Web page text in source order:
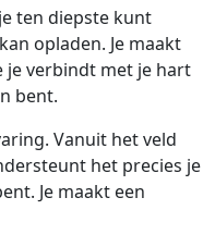
ten diepste kunt
opladen. Je maakt
je verbindt met je hart
bent.
Vanuit het veld
het precies je
Je maakt een